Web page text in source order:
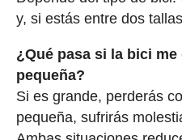
y, si estás entre dos
¿Qué pasa si la bici
pequeña?
Si es grande, perderás
pequeña, sufrirás